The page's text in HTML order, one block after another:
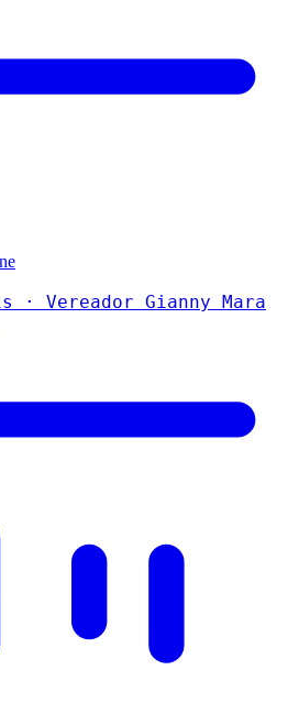
· Vereador Gianny Mara